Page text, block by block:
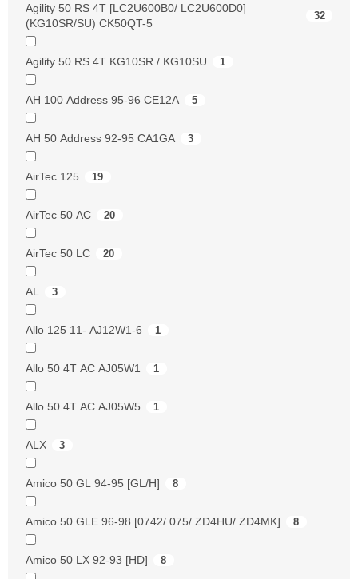
Agility 50 RS 4T [LC2U600B0/ LC2U600D0]
(KG10SR/SU) CK50QT-5
32
Agility 50 RS 4T KG10SR / KG10SU 1
AH 100 Address 95-96 CE12A 5
AH 50 Address 92-95 CA1GA 3
AirTec 125 19
AirTec 50 AC 20
AirTec 50 LC 20
AL 3
Allo 125 11- AJ12W1-6 1
Allo 50 4T AC AJ05W1 1
Allo 50 4T AC AJ05W5 1
ALX 3
Amico 50 GL 94-95 [GL/H] 8
Amico 50 GLE 96-98 [0742/ 075/ ZD4HU/ ZD4MK] 8
Amico 50 LX 92-93 [HD] 8